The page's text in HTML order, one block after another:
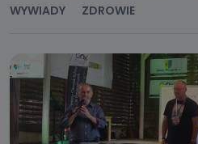
WYWIADY
ZDROWIE